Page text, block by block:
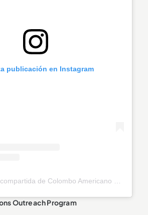
publicación en Instagram
Outreach Program